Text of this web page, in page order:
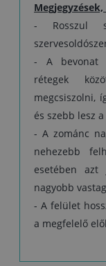
- Rosszul
- A bevonat
rétegek
megcsiszolni,
és szebb lesz
- A zománc
nehezebb
esetében azt
nagyobb
- A felület
a megfelelő